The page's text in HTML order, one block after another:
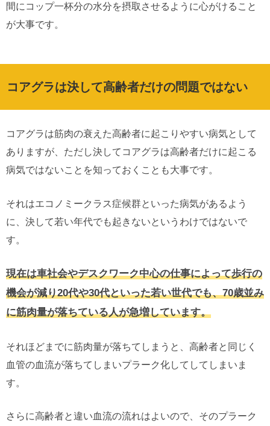
間にコップ一杯分の水分を摂取させるように心がけること
が大事です。
コアグラは決して高齢者だけの問題ではない
コアグラは筋肉の衰えた高齢者に起こりやすい病気として
ありますが、ただし決してコアグラは高齢者だけに起こる
病気ではないことを知っておくことも大事です。
それはエコノミークラス症候群といった病気があるよう
に、決して若い年代でも起きないというわけではないで
す。
現在は車社会やデスクワーク中心の仕事によって歩行の
機会が減り20代や30代といった若い世代でも、70歳並み
に筋肉量が落ちている人が急増しています。
それほどまでに筋肉量が落ちてしまうと、高齢者と同じく
血管の血流が落ちてしまいプラーク化してしてしまいま
す。
さらに高齢者と違い血流の流れはよいので、そのプラーク